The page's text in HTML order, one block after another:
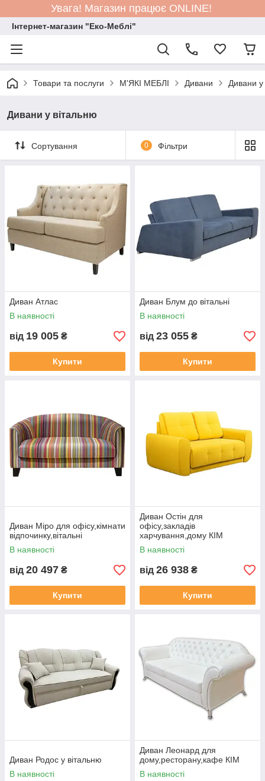
Увага! Магазин працює ONLINE!
Інтернет-магазин "Еко-Меблі"
Товари та послуги М'ЯКІ МЕБЛІ Дивани Дивани у
Дивани у вітальню
Сортування 0 Фільтри
Диван Атлас
В наявності
від 19 005 ₴
Купити
Диван Блум до вітальні
В наявності
від 23 055 ₴
Купити
Диван Міро для офісу,кімнати
відпочинку,вітальні
В наявності
від 20 497 ₴
Купити
Диван Остін для
офісу,закладів
харчування,дому КІМ
В наявності
від 26 938 ₴
Купити
Диван Родос у вітальню
В наявності
Диван Леонард для
дому,ресторану,кафе КІМ
В наявності